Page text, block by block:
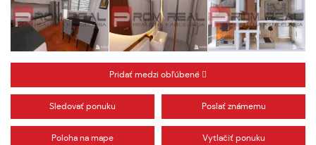
Pridať medzi obľúbené
Sledovať ponuku Poslať známemu
Poloha na mape Vytlačiť ponuku